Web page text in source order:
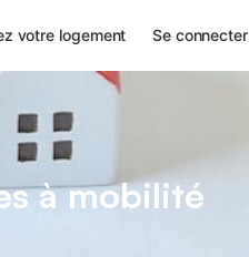
votre logement Se connecter
à mobilité